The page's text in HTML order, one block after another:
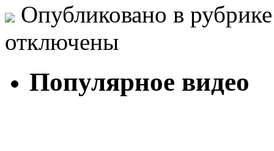
Опубликовано в
отключены
Популярное видео